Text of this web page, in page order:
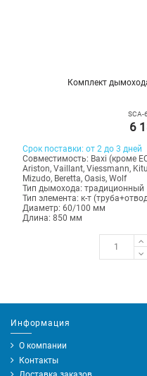
Комплект
SCA-
6
Срок поставки: от 2 до 3 дней
Совместимость: Baxi (кроме
Ariston, Vaillant, Viessmann,
Mizudo, Beretta, Oasis, Wolf
Тип дымохода: традиционный
Тип элемента: к-т
Диаметр: 60/100 мм
Длина: 850 мм
Информация
О компании
Контакты